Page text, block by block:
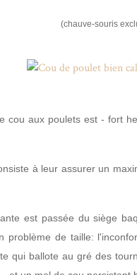
(chauve-souris
cou aux poulets est - fort
à leur assurer un
est passée du siège
problème de taille:
qui ballote au gré des